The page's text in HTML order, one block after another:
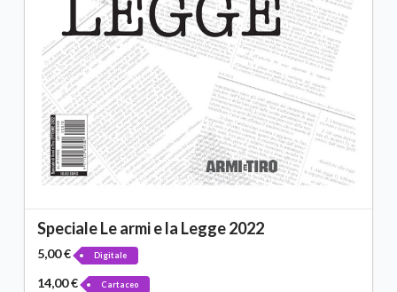
Speciale Le armi e la Legge 2022
5,00 € Digitale
14,00 € Cartaceo